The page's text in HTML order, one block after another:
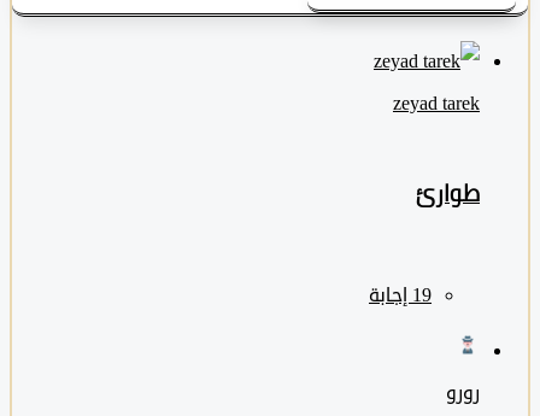
zeyad ‎tarek
طوارئ